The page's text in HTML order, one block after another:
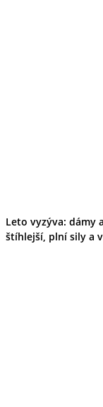
Leto vyzýva: dámy
štíhlejší, plní sily a